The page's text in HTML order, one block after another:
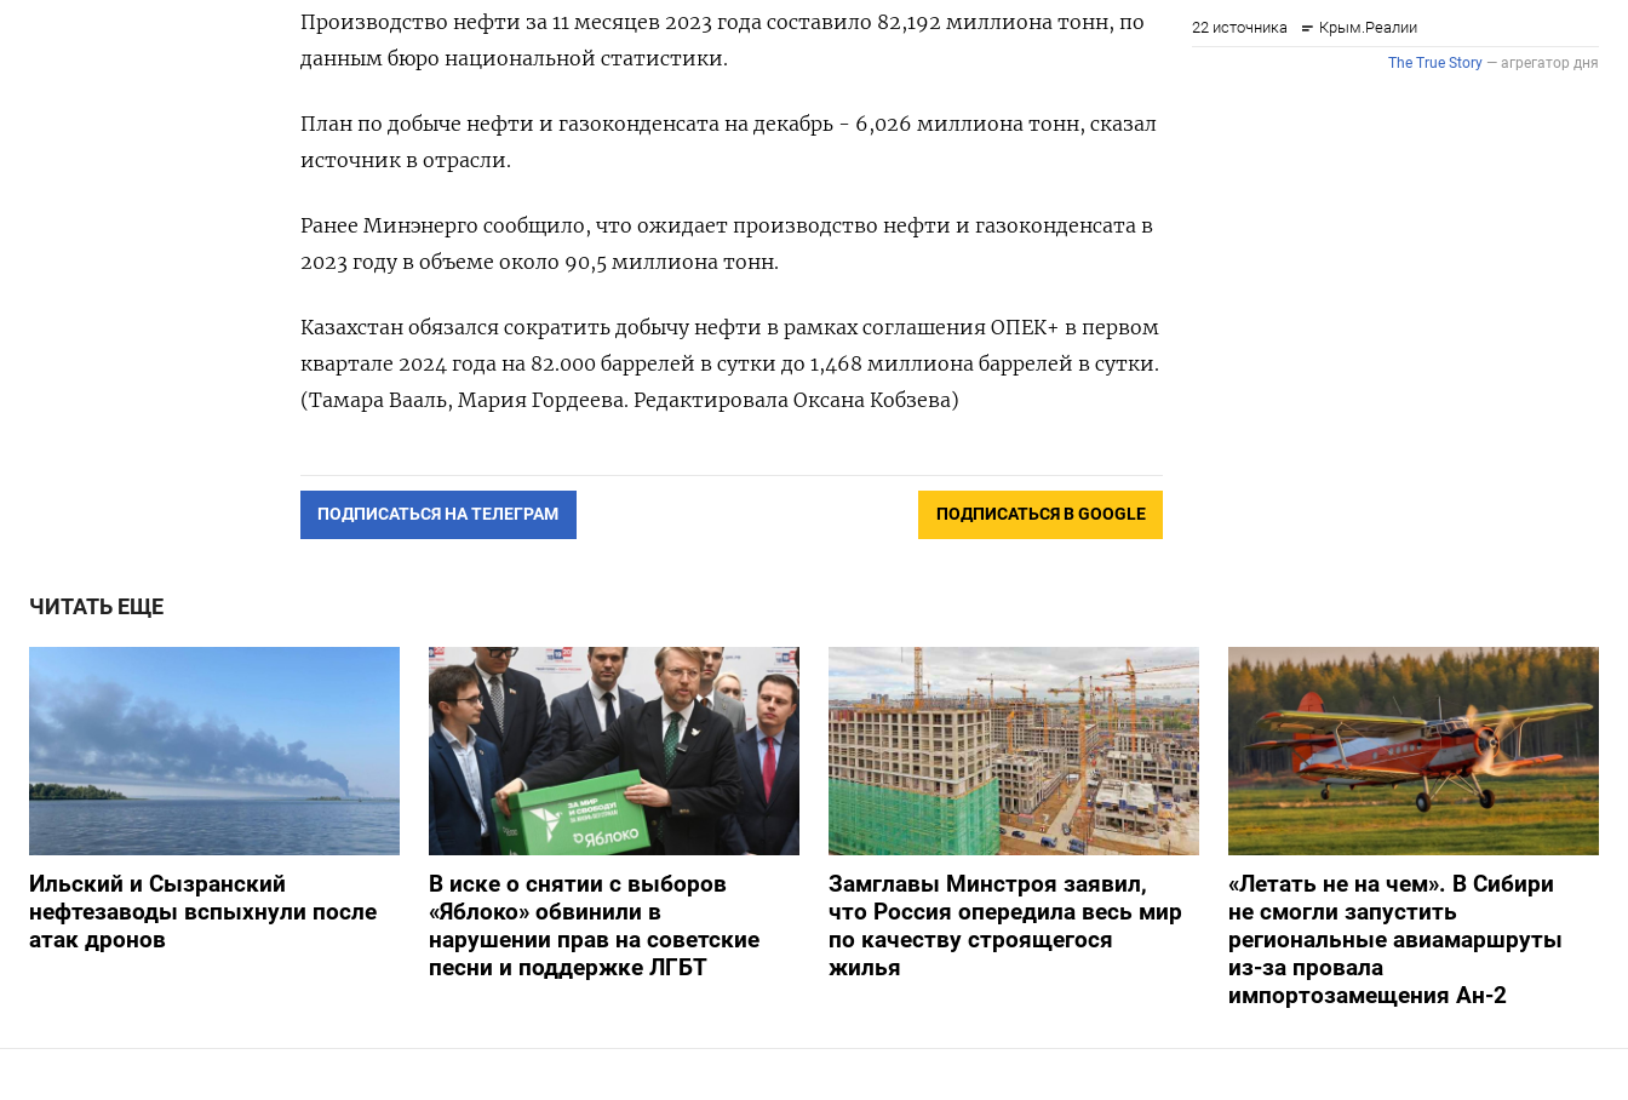
Производство нефти за 11 месяцев 2023 года составило 82,192 миллиона тонн, по
данным бюро национальной статистики.
План по добыче нефти и газоконденсата на декабрь - 6,026 миллиона тонн, сказал
источник в отрасли.
Ранее Минэнерго сообщило, что ожидает производство нефти и газоконденсата в
2023 году в объеме около 90,5 миллиона тонн.
Казахстан обязался сократить добычу нефти в рамках соглашения ОПЕК+ в первом
квартале 2024 года на 82.000 баррелей в сутки до 1,468 миллиона баррелей в сутки.
(Тамара Вааль, Мария Гордеева. Редактировала Оксана Кобзева)
ПОДПИСАТЬСЯ НА ТЕЛЕГРАМ ПОДПИСАТЬСЯ В GOOGLE
ЧИТАТЬ ЕЩЕ
Ильский и Сызранский
нефтезаводы вспыхнули после
атак дронов
В иске о снятии с выборов
«Яблоко» обвинили в
нарушении прав на советские
песни и поддержке ЛГБТ
Замглавы Минстроя заявил,
что Россия опередила весь мир
по качеству строящегося
жилья
«Летать не на чем». В Сибири
не смогли запустить
региональные авиамаршруты
из-за провала
импортозамещения Ан-2